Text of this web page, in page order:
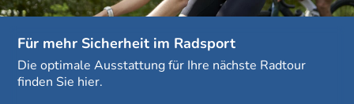
Für mehr Sicherheit im Radsport
Die optimale Ausstattung für Ihre nächste Radtour
finden Sie hier.